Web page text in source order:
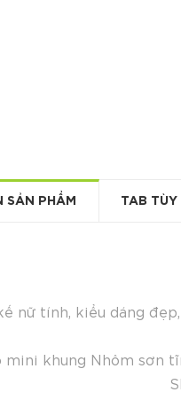
SẢN PHẨM TAB TÙY
nữ tính, kiểu dáng
mini khung Nhôm sơn